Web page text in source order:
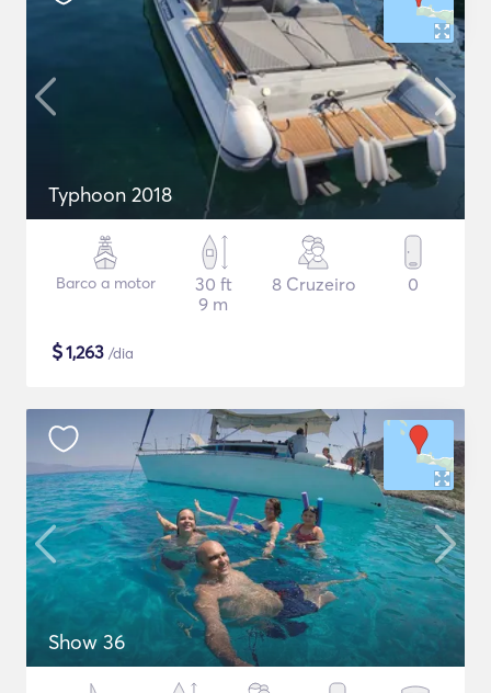
Typhoon 2018
Barco a motor
30 ft
9 m
8 Cruzeiro 0
$1,263 /dia
Show 36